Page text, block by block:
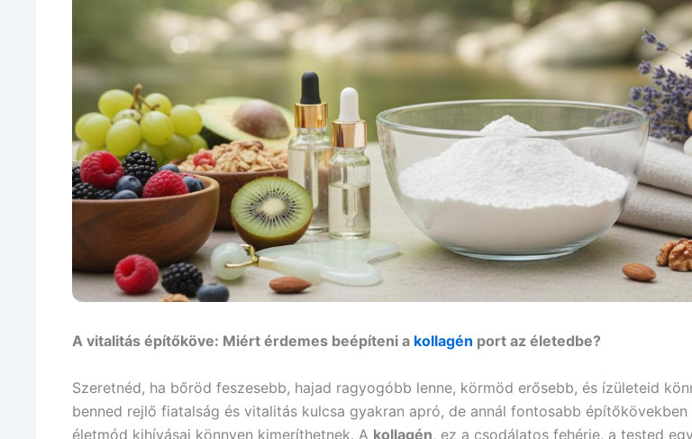
A vitalitás építőköve: Miért érdemes beépíteni a kollagén port az életedbe?
Szeretnéd, ha bőröd feszesebb, hajad ragyogóbb lenne, körmöd erősebb, és ízületeid
benned rejlő fiatalság és vitalitás kulcsa gyakran apró, de annál fontosabb
életmód kihívásai könnyen kimeríthetnek. A kollagén, ez a csodálatos fehérje, a tested